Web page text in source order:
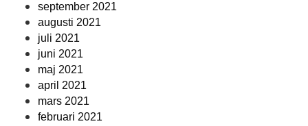
september 2021
augusti 2021
juli 2021
juni 2021
maj 2021
april 2021
mars 2021
februari 2021